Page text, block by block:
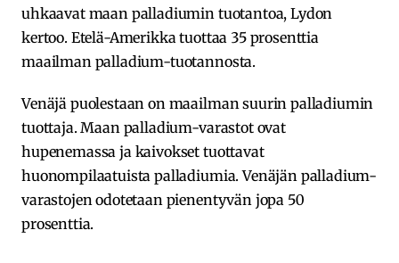
uhkaavat maan palladiumin tuotantoa, Lydon
kertoo. Etelä-Amerikka tuottaa 35 prosenttia
maailman palladium-tuotannosta.
Venäjä puolestaan on maailman suurin palladiumin
tuottaja. Maan palladium-varastot ovat
hupenemassa ja kaivokset tuottavat
huonompilaatuista palladiumia. Venäjän palladium-
varastojen odotetaan pienentyvän jopa 50
prosenttia.